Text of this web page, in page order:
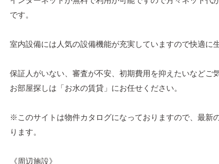
です。
室内設備には人気の設備機能が充実していますので快適に
保証人がいない、審査が不安、初期費用を抑えたいなどご
お部屋探しは「お水の賃貸」にお任せください。
※このサイトは物件カタログになっておりますので、最新
ります。
《周辺施設》